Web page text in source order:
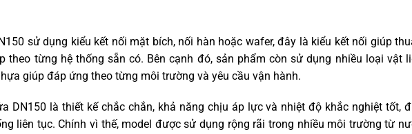
sử dụng kiểu kết nối mặt bích, nối hàn hoặc wafer, đây là kiểu kết nối giúp
theo từng hệ thống sẵn có. Bên cạnh đó, sản phẩm còn sử dụng nhiều loại vật
giúp đáp ứng theo từng môi trường và yêu cầu vận hành.
DN150 là thiết kế chắc chắn, khả năng chịu áp lực và nhiệt độ khắc nghiệt tốt,
liên tục. Chính vì thế, model được sử dụng rộng rãi trong nhiều môi trường từ